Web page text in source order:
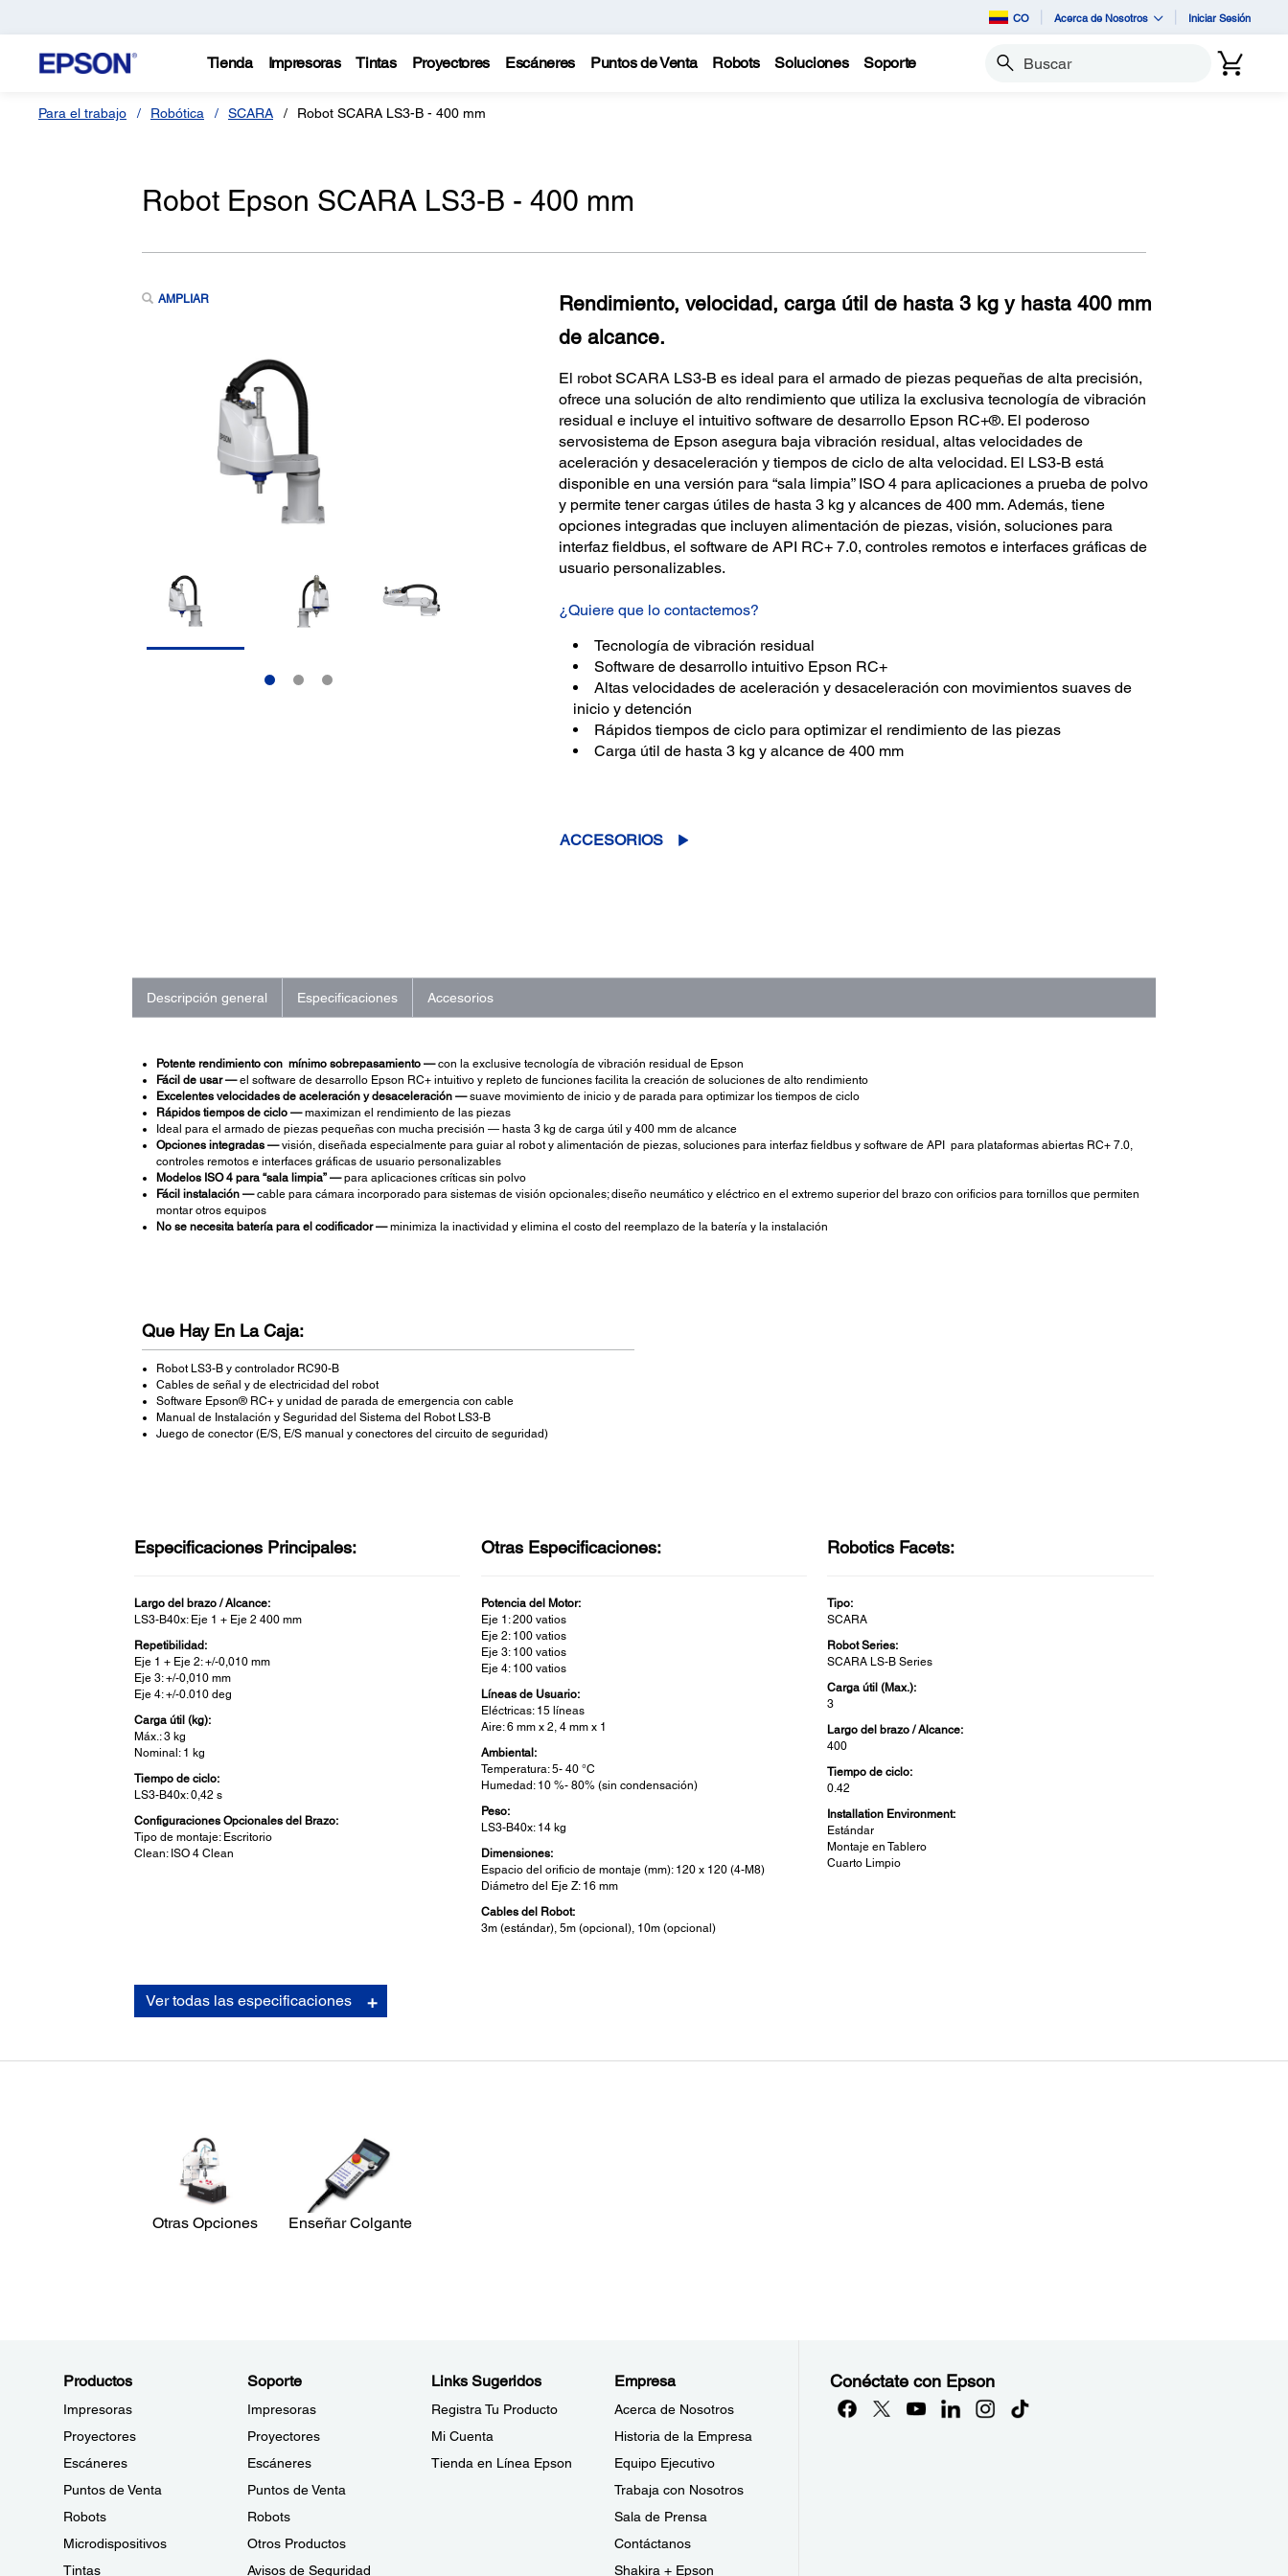
CO Acerca de Nosotros Iniciar Sesión
Tienda Impresoras Tintas Proyectores Escáneres Puntos de Venta Robots Soluciones Soporte Buscar
Para el trabajo Robótica SCARA Robot SCARA LS3-B - 400 mm
Robot Epson SCARA LS3-B - 400 mm
AMPLIAR
Rendimiento, velocidad, carga útil de hasta 3 kg y hasta 400 mm
de alcance.
El robot SCARA LS3-B es ideal para el armado de piezas pequeñas de alta precisión,
ofrece una solución de alto rendimiento que utiliza la exclusiva tecnología de vibración
residual e incluye el intuitivo software de desarrollo Epson RC+®. El poderoso
servosistema de Epson asegura baja vibración residual, altas velocidades de
aceleración y desaceleración y tiempos de ciclo de alta velocidad. El LS3-B está
disponible en una versión para “sala limpia” ISO 4 para aplicaciones a prueba de polvo
y permite tener cargas útiles de hasta 3 kg y alcances de 400 mm. Además, tiene
opciones integradas que incluyen alimentación de piezas, visión, soluciones para
interfaz fieldbus, el software de API RC+ 7.0, controles remotos e interfaces gráficas de
usuario personalizables.
¿Quiere que lo contactemos?
Tecnología de vibración residual
Software de desarrollo intuitivo Epson RC+
Altas velocidades de aceleración y desaceleración con movimientos suaves de
inicio y detención
Rápidos tiempos de ciclo para optimizar el rendimiento de las piezas
Carga útil de hasta 3 kg y alcance de 400 mm
ACCESORIOS
Descripción general Especificaciones Accesorios
Potente rendimiento con mínimo sobrepasamiento —con la exclusive tecnología de vibración residual de Epson
Fácil de usar —el software de desarrollo Epson RC+ intuitivo y repleto de funciones facilita la creación de soluciones de alto rendimiento
Excelentes velocidades de aceleración y desaceleración —suave movimiento de inicio y de parada para optimizar los tiempos de ciclo
Rápidos tiempos de ciclo —maximizan el rendimiento de las piezas
Ideal para el armado de piezas pequeñas con mucha precisión — hasta 3 kg de carga útil y 400 mm de alcance
Opciones integradas —visión, diseñada especialmente para guiar al robot y alimentación de piezas, soluciones para interfaz fieldbus y software de API para plataformas abiertas RC+ 7.0,
controles remotos e interfaces gráficas de usuario personalizables
Modelos ISO 4 para “sala limpia” —para aplicaciones críticas sin polvo
Fácil instalación —cable para cámara incorporado para sistemas de visión opcionales; diseño neumático y eléctrico en el extremo superior del brazo con orificios para tornillos que permiten
montar otros equipos
No se necesita batería para el codificador —minimiza la inactividad y elimina el costo del reemplazo de la batería y la instalación
Que Hay En La Caja:
Robot LS3-B y controlador RC90-B
Cables de señal y de electricidad del robot
Software Epson® RC+ y unidad de parada de emergencia con cable
Manual de Instalación y Seguridad del Sistema del Robot LS3-B
Juego de conector (E/S, E/S manual y conectores del circuito de seguridad)
Especificaciones Principales:
Largo del brazo / Alcance:
LS3-B40x: Eje 1 + Eje 2 400 mm
Repetibilidad:
Eje 1 + Eje 2: +/-0,010 mm
Eje 3: +/-0,010 mm
Eje 4: +/-0.010 deg
Carga útil (kg):
Máx.: 3 kg
Nominal: 1 kg
Tiempo de ciclo:
LS3-B40x: 0,42 s
Configuraciones Opcionales del Brazo:
Tipo de montaje: Escritorio
Clean: ISO 4 Clean
Otras Especificaciones:
Potencia del Motor:
Eje 1: 200 vatios
Eje 2: 100 vatios
Eje 3: 100 vatios
Eje 4: 100 vatios
Líneas de Usuario:
Eléctricas: 15 líneas
Aire: 6 mm x 2, 4 mm x 1
Ambiental:
Temperatura: 5- 40 °C
Humedad: 10 %- 80% (sin condensación)
Peso:
LS3-B40x: 14 kg
Dimensiones:
Espacio del orificio de montaje (mm): 120 x 120 (4-M8)
Diámetro del Eje Z: 16 mm
Cables del Robot:
3m (estándar), 5m (opcional), 10m (opcional)
Robotics Facets:
Tipo:
SCARA
Robot Series:
SCARA LS-B Series
Carga útil (Max.):
3
Largo del brazo / Alcance:
400
Tiempo de ciclo:
0.42
Installation Environment:
Estándar
Montaje en Tablero
Cuarto Limpio
Ver todas las especificaciones
Otras Opciones Enseñar Colgante
Productos
Impresoras
Proyectores
Escáneres
Puntos de Venta
Robots
Microdispositivos
Tintas
Soporte
Impresoras
Proyectores
Escáneres
Puntos de Venta
Robots
Otros Productos
Avisos de Seguridad
Links Sugeridos
Registra Tu Producto
Mi Cuenta
Tienda en Línea Epson
Empresa
Acerca de Nosotros
Historia de la Empresa
Equipo Ejecutivo
Trabaja con Nosotros
Sala de Prensa
Contáctanos
Shakira + Epson
Conéctate con Epson